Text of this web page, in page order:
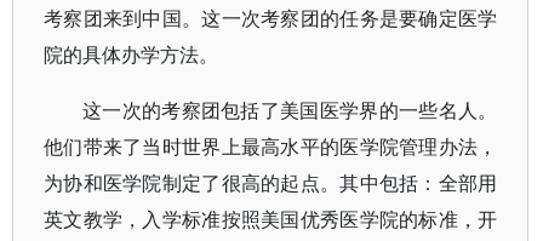
考察团来到中国。这一次考察团的任务是要确定医学
院的具体办学方法。
这一次的考察团包括了美国医学界的一些名人。
他们带来了当时世界上最高水平的医学院管理办法，
为协和医学院制定了很高的起点。其中包括：全部用
英文教学，入学标准按照美国优秀医学院的标准，开